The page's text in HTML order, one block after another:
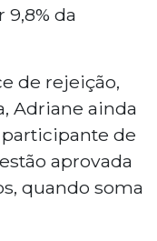
da
de rejeição,
Adriane ainda
de
aprovada
quando soma